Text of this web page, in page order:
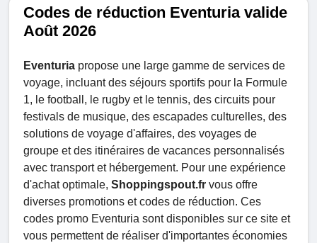
Codes de réduction Eventuria valide
Août 2026
Eventuria propose une large gamme de services de
voyage, incluant des séjours sportifs pour la Formule
1, le football, le rugby et le tennis, des circuits pour
festivals de musique, des escapades culturelles, des
solutions de voyage d'affaires, des voyages de
groupe et des itinéraires de vacances personnalisés
avec transport et hébergement. Pour une expérience
d'achat optimale, Shoppingspout.fr vous offre
diverses promotions et codes de réduction. Ces
codes promo Eventuria sont disponibles sur ce site et
vous permettent de réaliser d'importantes économies